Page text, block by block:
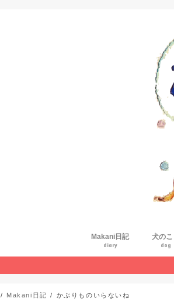
Makani日記
diary
犬のこ
dog
Makani日記 かぶりものいらないね